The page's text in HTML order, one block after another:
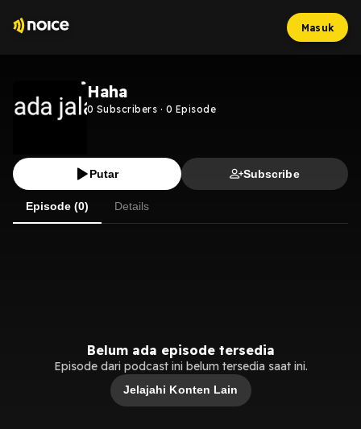
Masuk
Haha
0 Subscribers · 0 Episode
Putar Subscribe
Episode (0) Details
Belum ada episode tersedia
Episode dari podcast ini belum tersedia saat ini.
Jelajahi Konten Lain